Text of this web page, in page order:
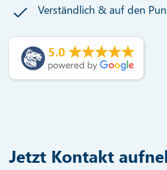
Verständlich & auf den
5.0
Jetzt Kontakt